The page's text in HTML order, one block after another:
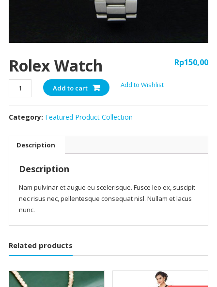
Rolex Watch Rp150,00
Rolex
Watch
quantity
Add to cart Add to Wishlist
Category: Featured Product Collection
Description
Description
Nam pulvinar et augue eu scelerisque. Fusce leo ex, suscipit
nec risus nec, pellentesque consequat nisl. Nullam et lacus
nunc.
Related products